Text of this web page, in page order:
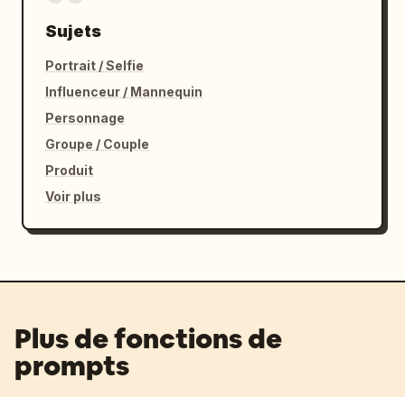
Sujets
Portrait / Selfie
Influenceur / Mannequin
Personnage
Groupe / Couple
Produit
Voir plus
Plus de fonctions de
prompts